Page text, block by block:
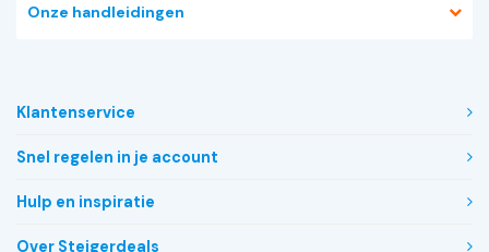
Onze handleidingen
Klantenservice
Snel regelen in je account
Hulp en inspiratie
Over Steigerdeals